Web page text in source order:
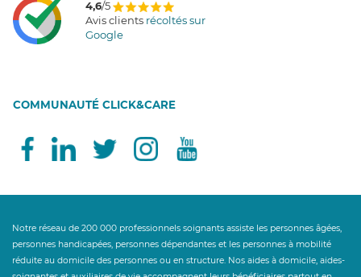
4,6/5
Avis clients récoltés sur
Google
COMMUNAUTÉ CLICK&CARE
Notre réseau de 200 000 professionnels soignants assiste les personnes âgées,
personnes handicapées, personnes dépendantes et les personnes à mobilité
réduite au domicile des personnes ou en structure. Nos aides à domicile, aides-